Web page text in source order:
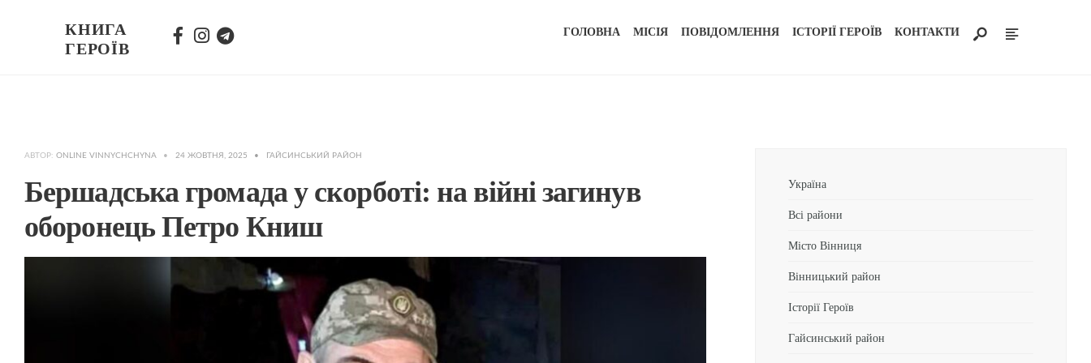
КНИГА
ГЕРОЇВ
ГОЛОВНА МІСІЯ ПОВІДОМЛЕННЯ ІСТОРІЇ ГЕРОЇВ КОНТАКТИ
АВТОР: ONLINE VINNYCHCHYNA • 24 ЖОВТНЯ, 2025 • ГАЙСИНСЬКИЙ РАЙОН
Бершадська громада у скорботі: на війні загинув
оборонець Петро Книш
Україна
Всі райони
Місто Вінниця
Вінницький район
Історії Героїв
Гайсинський район